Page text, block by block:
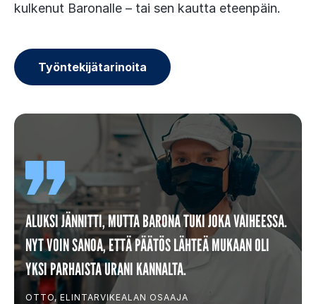
kulkenut Baronalle – tai sen kautta eteenpäin.
Työntekijätarinoita
ALUKSI JÄNNITTI, MUTTA BARONA TUKI JOKA VAIHEESSA.
NYT VOIN SANOA, ETTÄ PÄÄTÖS LÄHTEÄ MUKAAN OLI
YKSI PARHAISTA URANI KANNALTA.
OTTO, ELINTARVIKEALAN OSAAJA